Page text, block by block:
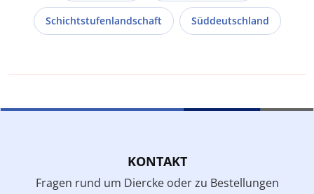
Schichtstufenlandschaft Süddeutschland
KONTAKT
Fragen rund um Diercke oder zu Bestellungen